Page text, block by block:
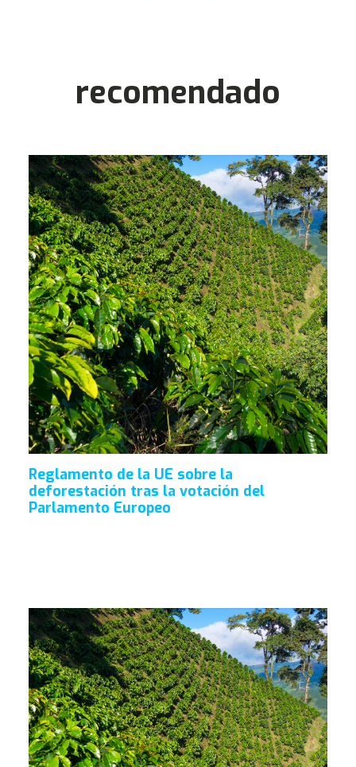
recomendado
Reglamento de la UE sobre la
deforestación tras la votación del
Parlamento Europeo